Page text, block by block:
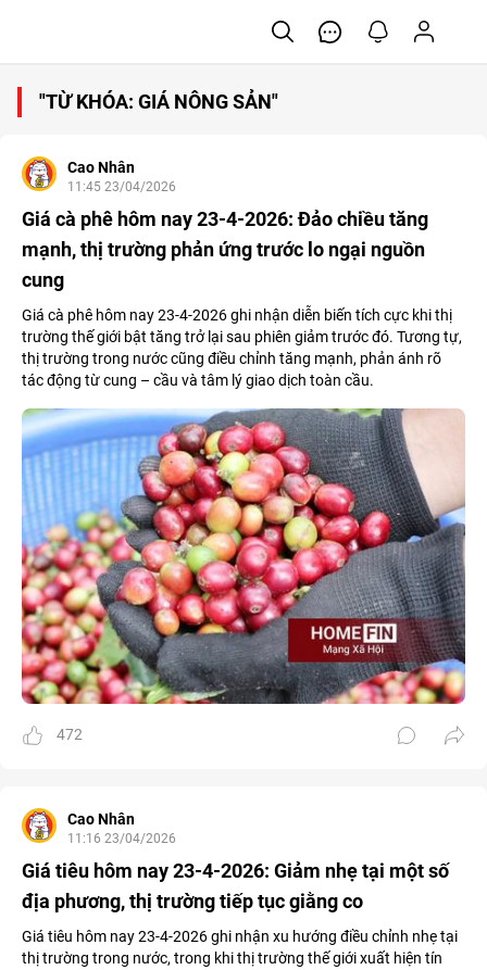
"TỪ KHÓA: GIÁ NÔNG SẢN"
Cao Nhân
11:45 23/04/2026
Giá cà phê hôm nay 23-4-2026: Đảo chiều tăng
mạnh, thị trường phản ứng trước lo ngại nguồn
cung
Giá cà phê hôm nay 23-4-2026 ghi nhận diễn biến tích cực khi thị
trường thế giới bật tăng trở lại sau phiên giảm trước đó. Tương tự,
thị trường trong nước cũng điều chỉnh tăng mạnh, phản ánh rõ
tác động từ cung – cầu và tâm lý giao dịch toàn cầu.
472
Cao Nhân
11:16 23/04/2026
Giá tiêu hôm nay 23-4-2026: Giảm nhẹ tại một số
địa phương, thị trường tiếp tục giằng co
Giá tiêu hôm nay 23-4-2026 ghi nhận xu hướng điều chỉnh nhẹ tại
thị trường trong nước, trong khi thị trường thế giới xuất hiện tín